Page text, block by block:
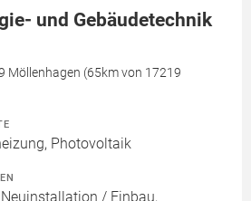
und Gebäudetechnik
Möllenhagen (65km von 17219
Photovoltaik
/ Einbau,